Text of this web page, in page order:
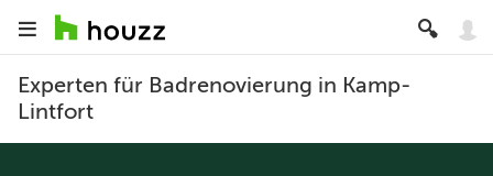
Experten für Badrenovierung in Kamp-
Lintfort